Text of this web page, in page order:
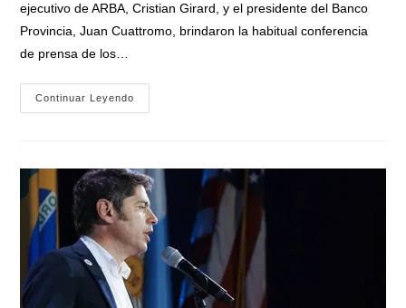
ejecutivo de ARBA, Cristian Girard, y el presidente del Banco
Provincia, Juan Cuattromo, brindaron la habitual conferencia
de prensa de los…
Continuar Leyendo
Cruzó
«Las
Familias
Se
Endeudan
Para
Llegar
A
Fin
De
Mes»